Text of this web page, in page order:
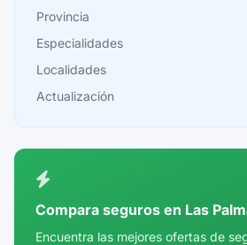
Cádiz
Cantabria
Castellón
Córdoba
Cuenca
Provincia
Especialidades
Localidades
Actualización
Compara seguros en Las
Encuentra las mejores ofertas de